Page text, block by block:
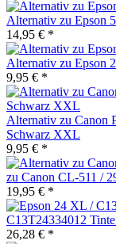
Alternativ zu Epson
14,95 € *
Alternativ zu Epson
9,95 € *
Alternativ zu Canon
Schwarz XXL
9,95 € *
zu Canon CL-511 /
19,95 € *
C13T24334012
26,28 € *